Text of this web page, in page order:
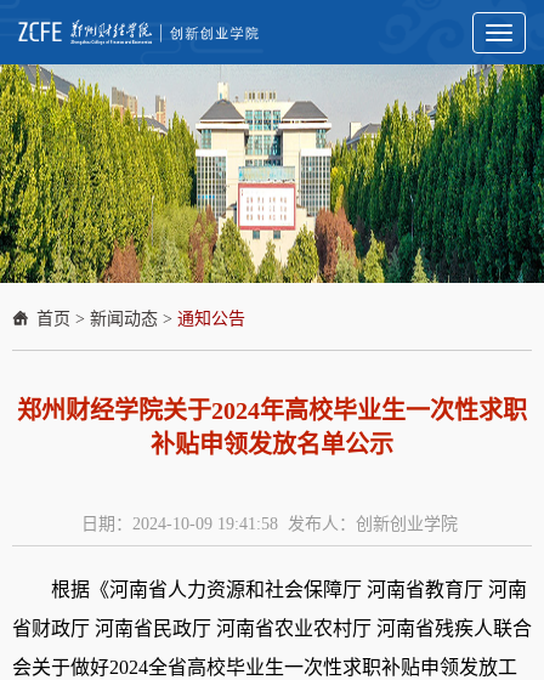
Toggle
首页 > 新闻动态 > 通知公告
郑州财经学院关于2024年高校毕业生一次性求职
补贴申领发放名单公示
日期：2024-10-09 19:41:58 发布人：创新创业学院
根据 《河南省人力资源和社会保障厅 河南省教育厅 河南
省财政厅 河南省民政厅 河南省农业农村厅 河南省残疾人联合
会关于做好2024全省高校毕业生一次性求职补贴申领发放工